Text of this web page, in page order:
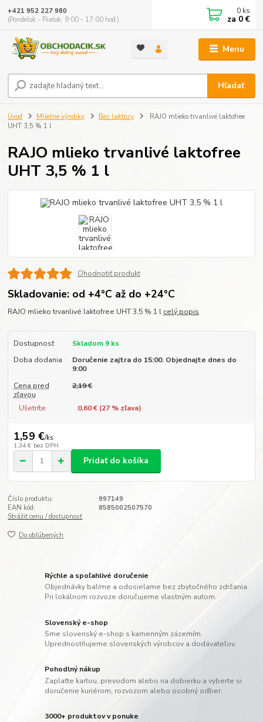
Menu
Hľadať
+421 952 227 980
(Pondelok - Piatok, 9:00 - 17:00 hod.)
0 ks
za 0 €
Úvod Mliečne výrobky Bez laktózy
RAJO mlieko trvanlivé laktofree
UHT 3,5 % 1 l
RAJO mlieko trvanlivé laktofree
UHT 3,5 % 1 l
Ohodnotiť produkt
Skladovanie: od +4°C až do +24°C
RAJO mlieko trvanlivé laktofree UHT 3,5 % 1 l celý popis
Dostupnosť
Skladom 9 ks
Doba dodania
Doručenie zajtra do 15:00. Objednajte dnes do
9:00
Cena pred
zľavou
2,19 €
Ušetríte 0,60 € (27% zľava)
1,59 €/ks
1,34 € bez DPH
Pridať do košíka
Číslo produktu:
997149
EAN kód:
8585002507570
Strážiť cenu / dostupnosť
Do obľúbených
Rýchle a spoľahlivé doručenie
Objednávky balíme a odosielame bez zbytočného zdržania.
Pri lokálnom rozvoze doručujeme vlastným autom.
Slovenský e-shop
Sme slovenský e-shop s kamenným zázemím.
Uprednostňujeme slovenských výrobcov a dodávateľov.
Pohodlný nákup
Zaplaťte kartou, prevodom alebo na dobierku a vyberte si
doručenie kuriérom, rozvozom alebo osobný odber.
3000+ produktov v ponuke